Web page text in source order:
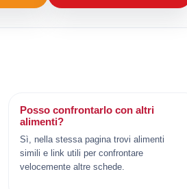
Posso confrontarlo con altri
alimenti?
Sì, nella stessa pagina trovi alimenti
simili e link utili per confrontare
velocemente altre schede.